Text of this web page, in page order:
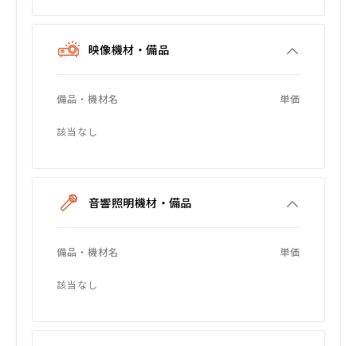
映像機材・備品
備品・機材名 単価
該当なし
音響照明機材・備品
備品・機材名 単価
該当なし